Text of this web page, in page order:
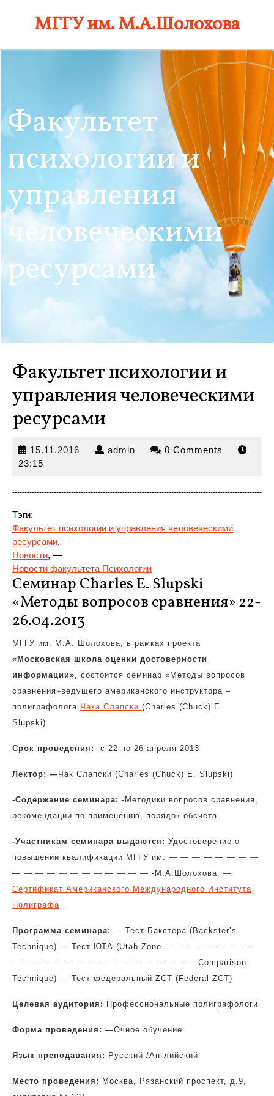
МГГУ им. М.А.Шолохова
Факультет
психологии и
управления
человеческими
ресурсами
Факультет психологии и
управления человеческими
ресурсами
15.11.2016 15.11.2016
admin admin 0 Comments
23:15
Тэги:
Факультет психологии и управления человеческими
ресурсами, —
Новости, —
Новости факультета Психологии
Семинар Charles E. Slupski
«Методы вопросов сравнения» 22-
26.04.2013
МГГУ им. М.А. Шолохова, в рамках проекта
«Московская школа оценки достоверности
информации», состоится семинар «Методы вопросов
сравнения»ведущего американского инструктора –
полиграфолога Чака Слапски (Charles (Chuck) E.
Slupski).
Срок проведения: -с 22 по 26 апреля 2013
Лектор: —Чак Слапски (Charles (Chuck) E. Slupski)
-Содержание семинара: -Методики вопросов сравнения,
рекомендации по применению, порядок обсчета.
-Участникам семинара выдаются: Удостоверение о
повышении квалификации МГГУ им. — — — — — — — —
— — — — — — — — — — — — -М.А.Шолохова, —
Сертификат Американского Международного Института
Полиграфа
Программа семинара: — Тест Бакстера (Backster’s
Technique) — Тест ЮТА (Utah Zone — — — — — — — —
— — — — — — — — — — — — — — — — Comparison
Technique) — Тест федеральный ZCT (Federal ZCT)
Целевая аудитория: Профессиональные полиграфологи
Форма проведения: —Очное обучение
Язык преподавания: Русский /Английский
Место проведения: Москва, Рязанский проспект, д.9,